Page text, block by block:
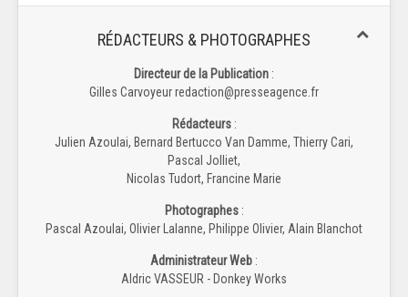
RÉDACTEURS & PHOTOGRAPHES
Directeur de la Publication :
Gilles Carvoyeur redaction@presseagence.fr
Rédacteurs:
Julien Azoulai, Bernard Bertucco Van Damme, Thierry Cari,
Pascal Jolliet,
Nicolas Tudort, Francine Marie
Photographes:
Pascal Azoulai, Olivier Lalanne, Philippe Olivier, Alain Blanchot
Administrateur Web :
Aldric VASSEUR - Donkey Works